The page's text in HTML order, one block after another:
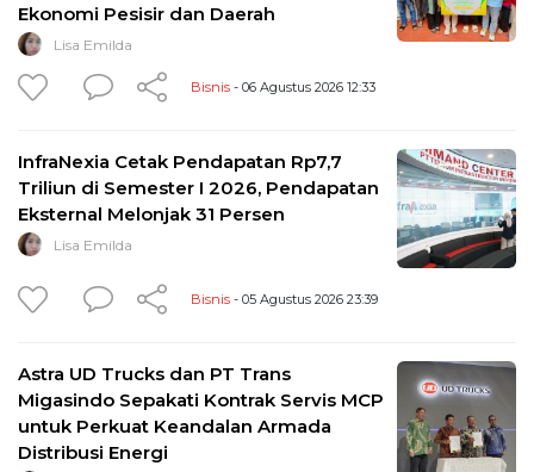
Ekonomi Pesisir dan Daerah
Lisa Emilda
Bisnis - 06 Agustus 2026 12:33
InfraNexia Cetak Pendapatan Rp7,7
Triliun di Semester I 2026, Pendapatan
Eksternal Melonjak 31 Persen
Lisa Emilda
Bisnis - 05 Agustus 2026 23:39
Astra UD Trucks dan PT Trans
Migasindo Sepakati Kontrak Servis MCP
untuk Perkuat Keandalan Armada
Distribusi Energi